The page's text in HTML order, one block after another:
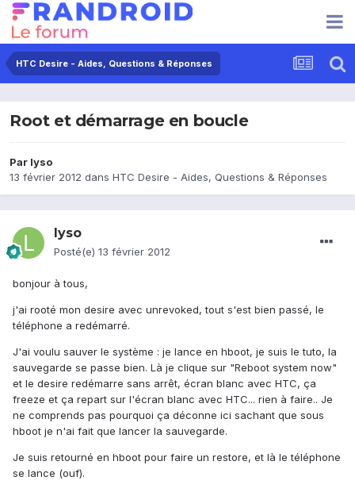
HTC Desire - Aides, Questions & Réponses
Root et démarrage en boucle
Par lyso
13 février 2012 dans HTC Desire - Aides, Questions & Réponses
lyso
Posté(e) 13 février 2012
bonjour à tous,
j'ai rooté mon desire avec unrevoked, tout s'est bien passé, le
téléphone a redémarré.
J'ai voulu sauver le système : je lance en hboot, je suis le tuto, la
sauvegarde se passe bien. Là je clique sur "Reboot system now"
et le desire redémarre sans arrêt, écran blanc avec HTC, ça
freeze et ça repart sur l'écran blanc avec HTC... rien à faire.. Je
ne comprends pas pourquoi ça déconne ici sachant que sous
hboot je n'ai fait que lancer la sauvegarde.
Je suis retourné en hboot pour faire un restore, et là le téléphone
se lance (ouf).